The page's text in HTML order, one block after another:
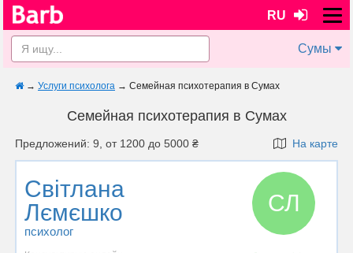
RU
Сумы
→ Услуги психолога → Семейная психотерапия в Сумах
Семейная психотерапия в Сумах
Предложений: 9, от 1200 до 5000 ₴ На карте
Світлана
Лємєшко
психолог
СЛ